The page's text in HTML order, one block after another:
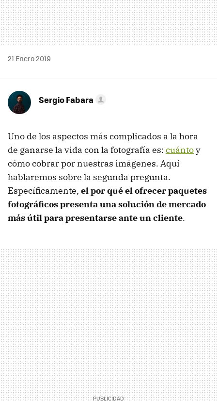
21 Enero 2019
Sergio Fabara
Uno de los aspectos más complicados a la hora
de ganarse la vida con la fotografía es: cuántoy
cómo cobrar por nuestras imágenes. Aquí
hablaremos sobre la segunda pregunta.
Específicamente, el por qué el ofrecer paquetes
fotográficos presenta una solución de mercado
más útil para presentarse ante un cliente.